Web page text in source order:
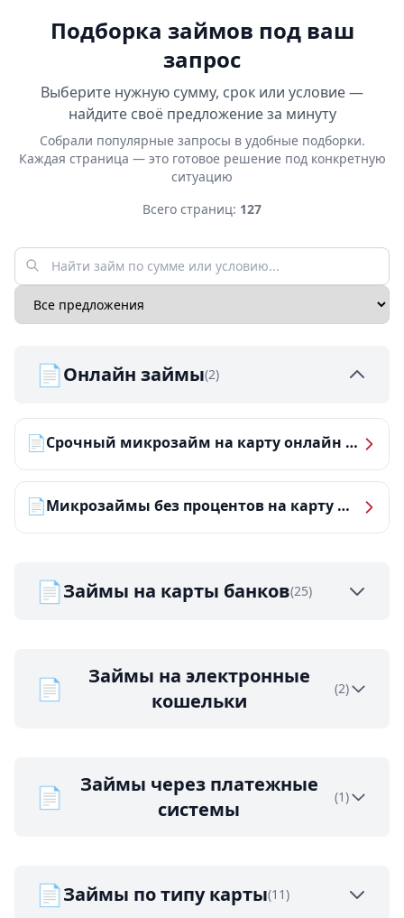
Подборка займов под ваш
запрос
Выберите нужную сумму, срок или условие —
найдите своё предложение за минуту
Собрали популярные запросы в удобные подборки.
Каждая страница — это готовое решение под конкретную
ситуацию
Всего страниц: 127
📄Онлайн займы(2)
📄 Срочный микрозайм на карту онлайн — получить деньги за 5 минут
📄 Микрозаймы без процентов на карту — ТОП-10 за 2026 год
📄Займы на карты банков(25)
📄
Займы на электронные
кошельки
(2)
📄
Займы через платежные
системы
(1)
📄Займы по типу карты(11)